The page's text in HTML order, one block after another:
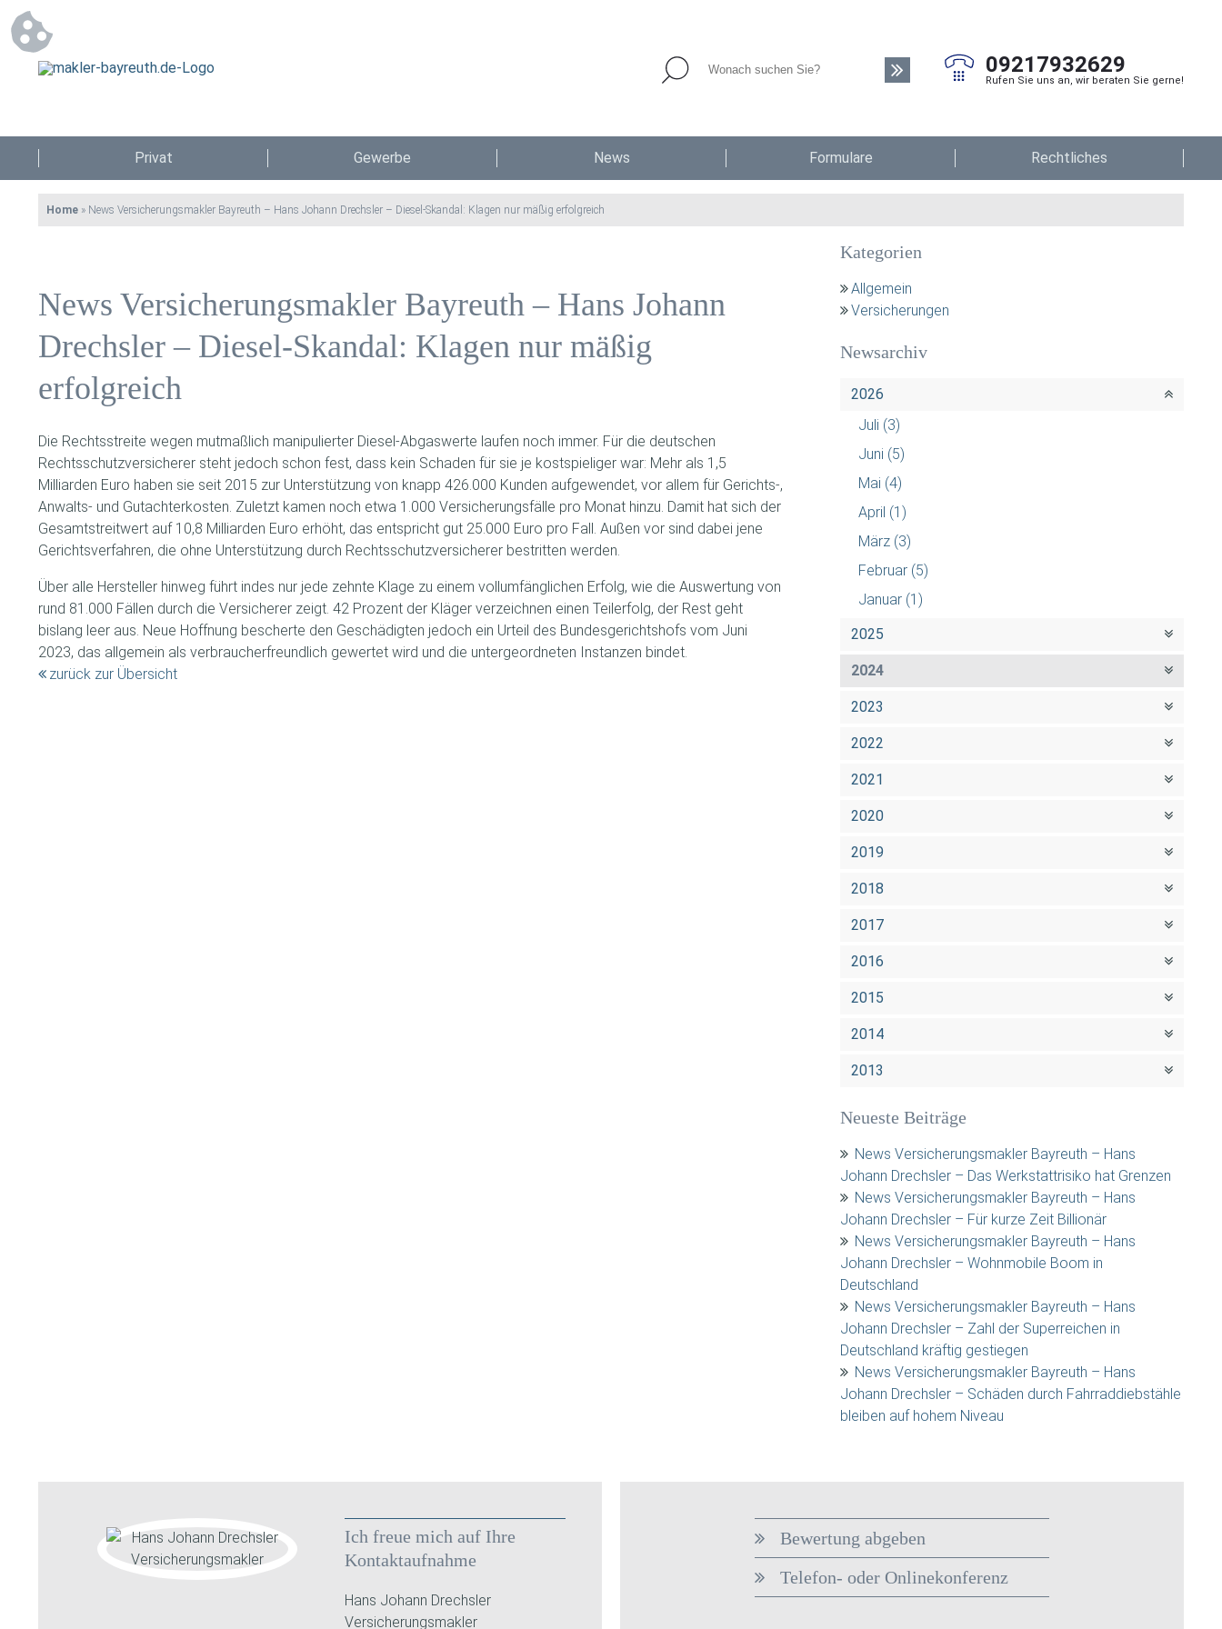
09217932629
Rufen Sie uns an, wir beraten Sie gerne!
Privat Gewerbe News Formulare Rechtliches
Home » News Versicherungsmakler Bayreuth – Hans Johann Drechsler – Diesel-Skandal: Klagen nur mäßig erfolgreich
News Versicherungsmakler Bayreuth – Hans Johann
Drechsler – Diesel-Skandal: Klagen nur mäßig
erfolgreich
Die Rechtsstreite wegen mutmaßlich manipulierter Diesel-Abgaswerte laufen noch immer. Für die deutschen
Rechtsschutzversicherer steht jedoch schon fest, dass kein Schaden für sie je kostspieliger war: Mehr als 1,5
Milliarden Euro haben sie seit 2015 zur Unterstützung von knapp 426.000 Kunden aufgewendet, vor allem für Gerichts-,
Anwalts- und Gutachterkosten. Zuletzt kamen noch etwa 1.000 Versicherungsfälle pro Monat hinzu. Damit hat sich der
Gesamtstreitwert auf 10,8 Milliarden Euro erhöht, das entspricht gut 25.000 Euro pro Fall. Außen vor sind dabei jene
Gerichtsverfahren, die ohne Unterstützung durch Rechtsschutzversicherer bestritten werden.
Über alle Hersteller hinweg führt indes nur jede zehnte Klage zu einem vollumfänglichen Erfolg, wie die Auswertung von
rund 81.000 Fällen durch die Versicherer zeigt. 42 Prozent der Kläger verzeichnen einen Teilerfolg, der Rest geht
bislang leer aus. Neue Hoffnung bescherte den Geschädigten jedoch ein Urteil des Bundesgerichtshofs vom Juni
2023, das allgemein als verbraucherfreundlich gewertet wird und die untergeordneten Instanzen bindet.
zurück zur Übersicht
Kategorien
Allgemein
Versicherungen
Newsarchiv
2026
Juli (3)
Juni (5)
Mai (4)
April (1)
März (3)
Februar (5)
Januar (1)
2025
2024
2023
2022
2021
2020
2019
2018
2017
2016
2015
2014
2013
Neueste Beiträge
News Versicherungsmakler Bayreuth – Hans
Johann Drechsler – Das Werkstattrisiko hat Grenzen
News Versicherungsmakler Bayreuth – Hans
Johann Drechsler – Für kurze Zeit Billionär
News Versicherungsmakler Bayreuth – Hans
Johann Drechsler – Wohnmobile Boom in
Deutschland
News Versicherungsmakler Bayreuth – Hans
Johann Drechsler – Zahl der Superreichen in
Deutschland kräftig gestiegen
News Versicherungsmakler Bayreuth – Hans
Johann Drechsler – Schäden durch Fahrraddiebstähle
bleiben auf hohem Niveau
Ich freue mich auf Ihre
Kontaktaufnahme
Hans Johann Drechsler
Versicherungsmakler
Bewertung abgeben
Telefon- oder Onlinekonferenz